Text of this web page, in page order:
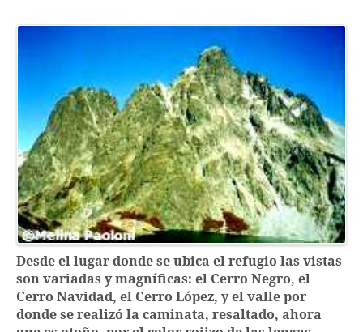
Desde el lugar donde se ubica el refugio las vistas
son variadas y magníficas: el Cerro Negro, el
Cerro Navidad, el Cerro López, y el valle por
donde se realizó la caminata, resaltado, ahora